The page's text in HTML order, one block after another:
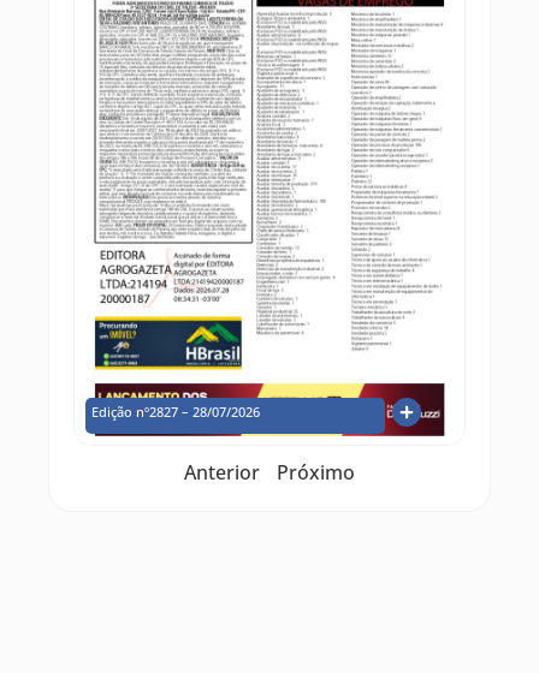
Edição nº2827 – 28/07/2026
Anterior Próximo